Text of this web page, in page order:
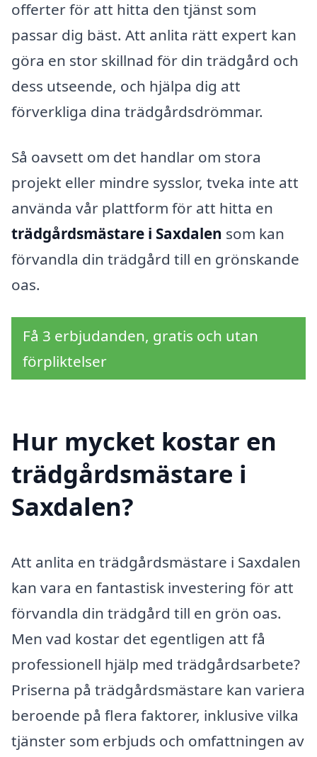
offerter för att hitta den tjänst som
passar dig bäst. Att anlita rätt expert kan
göra en stor skillnad för din trädgård och
dess utseende, och hjälpa dig att
förverkliga dina trädgårdsdrömmar.
Så oavsett om det handlar om stora
projekt eller mindre sysslor, tveka inte att
använda vår plattform för att hitta en
trädgårdsmästare i Saxdalen som kan
förvandla din trädgård till en grönskande
oas.
Få 3 erbjudanden, gratis och utan
förpliktelser
Hur mycket kostar en
trädgårdsmästare i
Saxdalen?
Att anlita en trädgårdsmästare i Saxdalen
kan vara en fantastisk investering för att
förvandla din trädgård till en grön oas.
Men vad kostar det egentligen att få
professionell hjälp med trädgårdsarbete?
Priserna på trädgårdsmästare kan variera
beroende på flera faktorer, inklusive vilka
tjänster som erbjuds och omfattningen av